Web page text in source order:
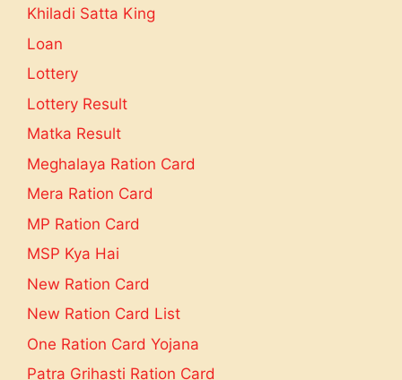
Khiladi Satta King
Loan
Lottery
Lottery Result
Matka Result
Meghalaya Ration Card
Mera Ration Card
MP Ration Card
MSP Kya Hai
New Ration Card
New Ration Card List
One Ration Card Yojana
Patra Grihasti Ration Card